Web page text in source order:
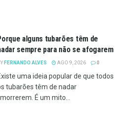
alguns tubarões têm de
sempre para não se afogarem
FERNANDO ALVES AGO 9, 2026 0
uma ideia popular de que todos
tubarões têm de nadar
É um mito...